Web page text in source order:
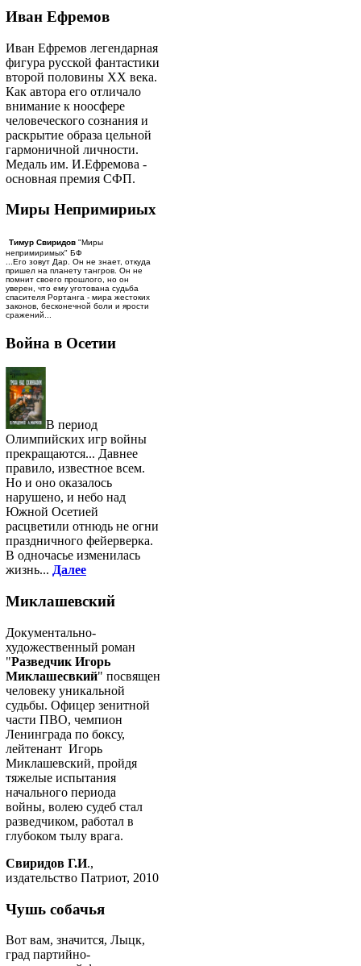
Иван Ефремов
Иван Ефремов легендарная
фигура русской фантастики
второй половины ХХ века.
Как автора его отличало
внимание к ноосфере
человеческого сознания и
раскрытие образа цельной
гармоничной личности.
Медаль им. И.Ефремова -
основная премия СФП.
Миры Непримириых
Тимур Свиридов "Миры
непримиримых" БФ
...Его зовут Дар. Он не знает, откуда
пришел на планету тангров. Он не
помнит своего прошлого, но он
уверен, что ему уготована судьба
спасителя Рортанга - мира жестоких
законов, бесконечной боли и ярости
сражений...
Война в Осетии
В период
Олимпийских игр войны
прекращаются... Давнее
правило, известное всем.
Но и оно оказалось
нарушено, и небо над
Южной Осетией
расцветили отнюдь не огни
праздничного фейерверка.
В одночасье изменилась
жизнь... Далее
Миклашевский
Документально-
художественный роман
"Разведчик Игорь
Миклашесвкий" посвящен
человеку уникальной
судьбы. Офицер зенитной
части ПВО, чемпион
Ленинграда по боксу,
лейтенант Игорь
Миклашевский, пройдя
тяжелые испытания
начального периода
войны, волею судеб стал
разведчиком, работал в
глубоком тылу врага.
Свиридов Г.И.,
издательство Патриот, 2010
Чушь собачья
Вот вам, значится, Лыцк,
град партийно-